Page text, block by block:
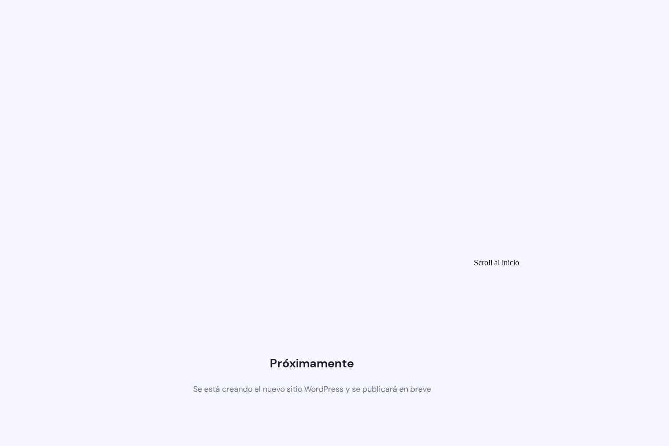
Próximamente
Se está creando el nuevo sitio WordPress y se publicará en breve
Scroll al inicio